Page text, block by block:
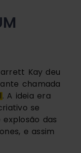
Kay deu
chamada
. A ideia era
se
das
e assim